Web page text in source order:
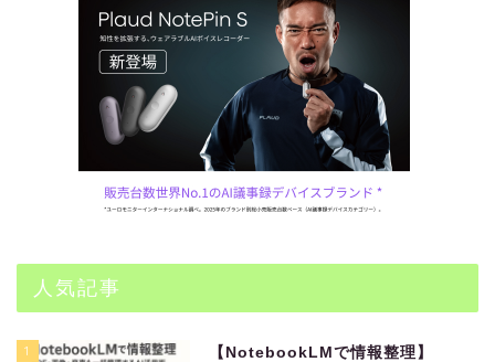
人気記事
1
【NotebookLMで情報整理】